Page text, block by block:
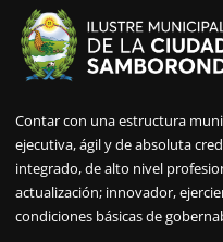
Contar con una estructura
ejecutiva, ágil y de absoluta
integrado, de alto nivel
actualización; innovador,
condiciones básicas de